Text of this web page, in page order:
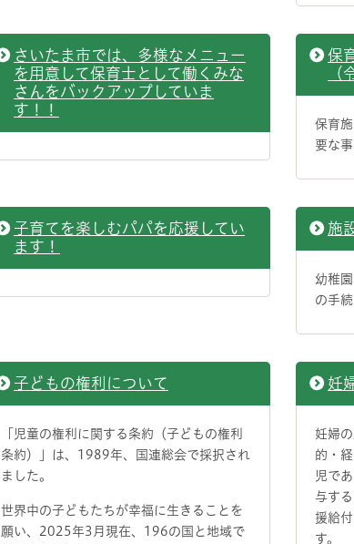
さいたま市では、多様なメニュー
を用意して保育士として働くみな
さんをバックアップしていま
す！！
保
（
保育
要な
子育てを楽しむパパを応援してい
ます！
施
幼稚
の手続
子どもの権利について
「児童の権利に関する条約（子どもの権利
条約）」は、1989年、国連総会で採択され
ました。
世界中の子どもたちが幸福に生きることを
願い、2025年3月現在、196の国と地域で
妊
妊婦
的・
児で
与す
援給
す。